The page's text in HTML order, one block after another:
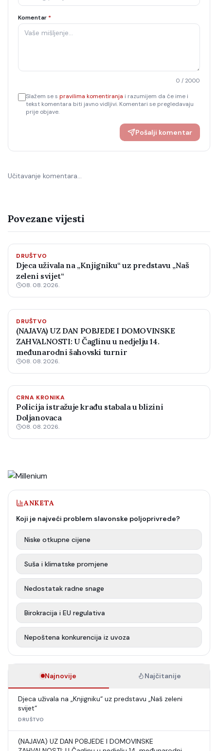
Komentar *
0 / 2000
Slažem se s pravilima komentiranja i razumijem da će ime i
tekst komentara biti javno vidljivi. Komentari se pregledavaju
prije objave.
Pošalji komentar
Učitavanje komentara…
Povezane vijesti
DRUŠTVO
Djeca uživala na „Knjigniku“ uz predstavu „Naš
zeleni svijet“
08. 08. 2026.
DRUŠTVO
(NAJAVA) UZ DAN POBJEDE I DOMOVINSKE
ZAHVALNOSTI: U Čaglinu u nedjelju 14.
međunarodni šahovski turnir
08. 08. 2026.
CRNA KRONIKA
Policija istražuje krađu stabala u blizini
Doljanovaca
08. 08. 2026.
ANKETA
Koji je najveći problem slavonske poljoprivrede?
Niske otkupne cijene
Suša i klimatske promjene
Nedostatak radne snage
Birokracija i EU regulativa
Nepoštena konkurencija iz uvoza
Najnovije Najčitanije
Djeca uživala na „Knjigniku“ uz predstavu „Naš zeleni
svijet“
DRUŠTVO
(NAJAVA) UZ DAN POBJEDE I DOMOVINSKE